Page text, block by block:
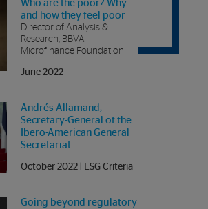
Who are the poor? Why
and how they feel poor
Director of Analysis &
Research, BBVA
Microfinance Foundation
June 2022
Andrés Allamand,
Secretary-General of the
Ibero-American General
Secretariat
October 2022 | ESG Criteria
Going beyond regulatory